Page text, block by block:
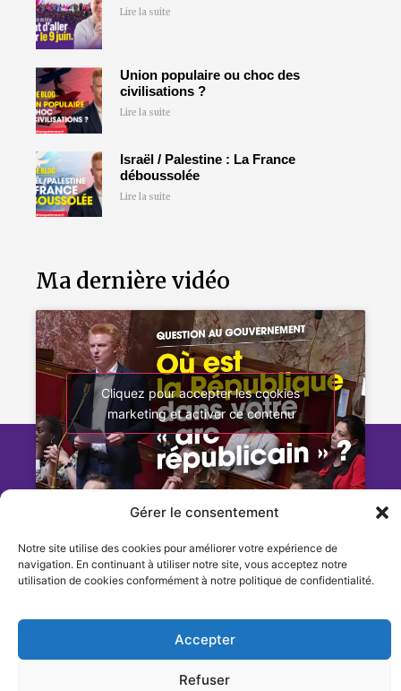
Gérer le consentement
Notre site utilise des cookies pour améliorer votre expérience de
navigation. En continuant à utiliser notre site, vous acceptez notre
utilisation de cookies conformément à notre politique de confidentialité.
Accepter
Refuser
Lire la suite
Union populaire ou choc des
civilisations ?
Lire la suite
Israël / Palestine : La France
déboussolée
Lire la suite
Ma dernière vidéo
Cliquez pour accepter les cookies
marketing et activer ce contenu
2024 – Adrien Quatennens – Tous droits réservés –